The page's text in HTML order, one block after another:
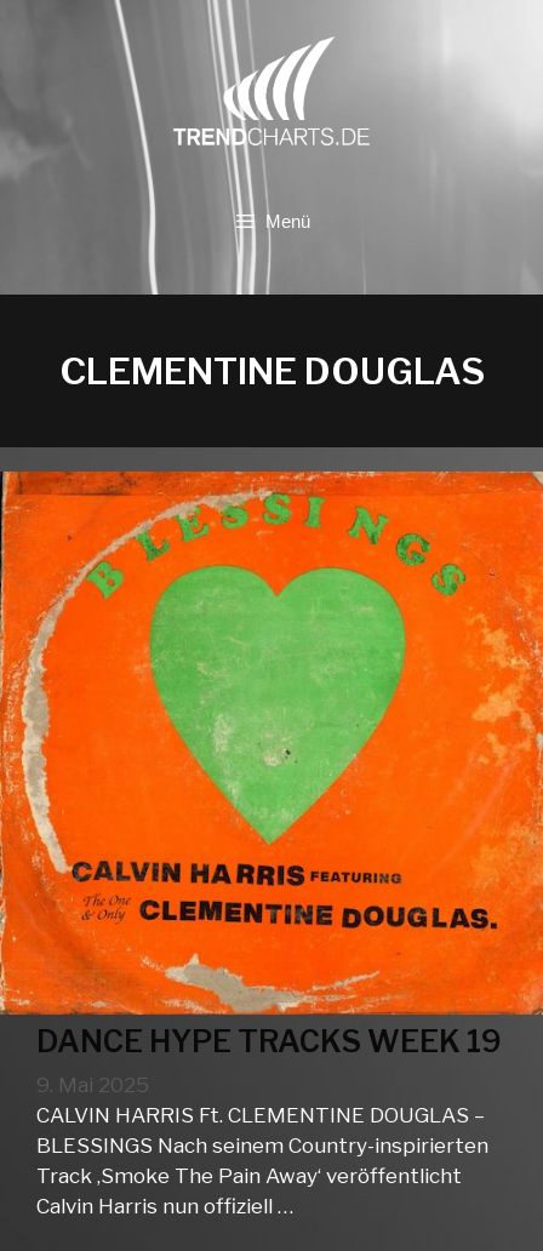
Menü
CLEMENTINE DOUGLAS
DANCE HYPE TRACKS WEEK 19
9. Mai 2025
CALVIN HARRIS Ft. CLEMENTINE DOUGLAS –
BLESSINGS Nach seinem Country-inspirierten
Track ‚Smoke The Pain Away‘ veröffentlicht
Calvin Harris nun offiziell …